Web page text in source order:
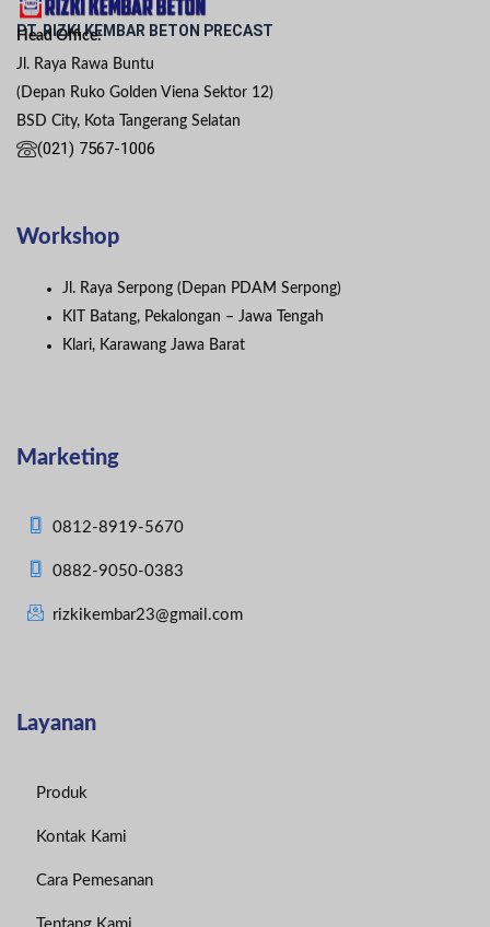
PT. RIZKI KEMBAR BETON PRECAST
Head Office:
Jl. Raya Rawa Buntu
(Depan Ruko Golden Viena Sektor 12)
BSD City, Kota Tangerang Selatan
(021) 7567-1006
Workshop
Jl. Raya Serpong (Depan PDAM Serpong)
KIT Batang, Pekalongan – Jawa Tengah
Klari, Karawang Jawa Barat
Marketing
0812-8919-5670
0882-9050-0383
rizkikembar23@gmail.com
Layanan
Produk
Kontak Kami
Cara Pemesanan